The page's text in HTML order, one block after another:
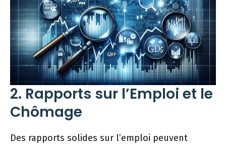
2. Rapports sur l’Emploi et le
Chômage
Des rapports solides sur l’emploi peuvent